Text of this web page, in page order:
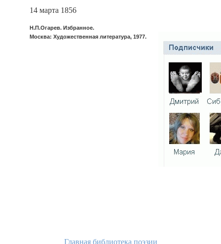
14 марта 1856
Н.П.Огарев. Избранное.
Москва: Художественная литература, 1977.
Главная библиотека поэзии